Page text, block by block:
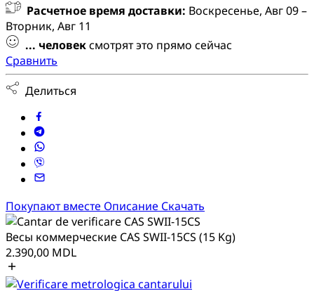
Расчетное время доставки: Воскресенье, Авг 09 –
Вторник, Авг 11
... человексмотрят это прямо сейчас
Сравнить
Делиться
Покупают вместе Описание Скачать
Весы коммерческие CAS SWII-15CS (15 Kg)
2.390,00 MDL